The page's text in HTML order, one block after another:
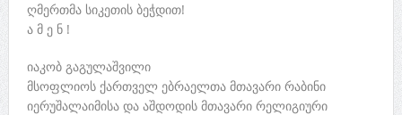
ღმერთმა სიკეთის ბეჭდით!
ა მ ე ნ !
იაკობ გაგულაშვილი
მსოფლიოს ქართველ ებრაელთა მთავარი რაბინი
იერუშალაიმისა და აშდოდის მთავარი რელიგიური